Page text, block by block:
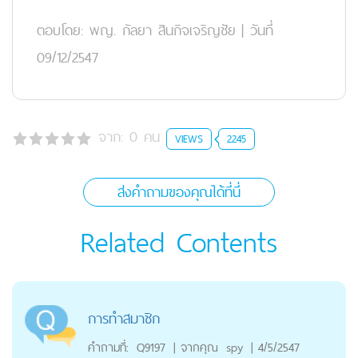
ตอบโดย: พญ. กัลยา สินกิจเจริญชัย | วันที่
09/12/2547
จาก: 0 คน VIEWS 2245
ส่งคำถามของคุณได้ที่นี่
Related Contents
การทำสมาชิก
คำถามที่: Q9197 | จากคุณ spy | 4/5/2547